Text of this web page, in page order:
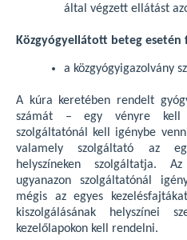
által végzett ellátást
Közgyógyellátott beteg
a közgyógyigazolvány
A kúra keretében rendelt
számát – egy vényre
szolgáltatónál kell igénybe
valamely szolgáltató az
helyszíneken szolgáltatja.
ugyanazon szolgáltatónál
mégis az egyes
kiszolgálásának helyszínei
kezelőlapokon kell rendelni.